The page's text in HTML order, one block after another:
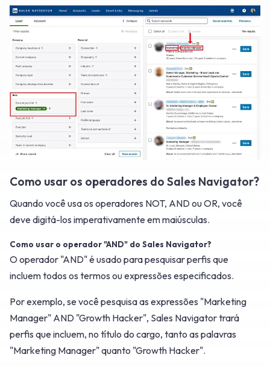
Como usar os operadores do Sales Navigator?
Quando você usa os operadores NOT, AND ou OR, você
deve digitá-los imperativamente em maiúsculas.
Como usar o operador "AND" do Sales Navigator?
O operador "AND" é usado para pesquisar perfis que
incluem todos os termos ou expressões especificados.
Por exemplo, se você pesquisa as expressões "Marketing
Manager" AND "Growth Hacker", Sales Navigator trará
perfis que incluem, no título do cargo, tanto as palavras
"Marketing Manager" quanto "Growth Hacker".